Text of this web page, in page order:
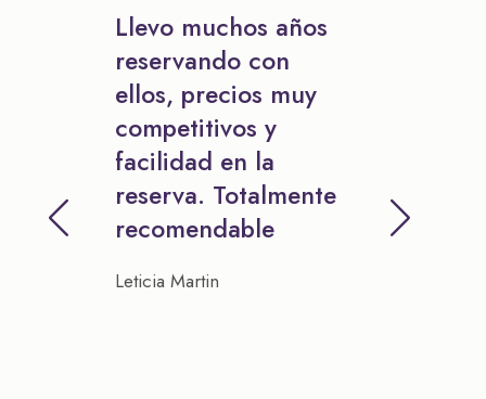
Llevo muchos años
reservando con
ellos, precios muy
competitivos y
facilidad en la
reserva. Totalmente
recomendable
Leticia Martin